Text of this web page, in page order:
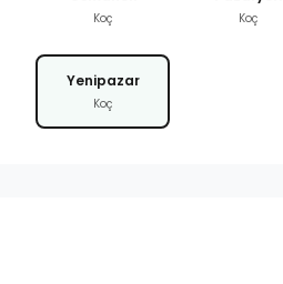
Koç Koç
Yenipazar
Koç